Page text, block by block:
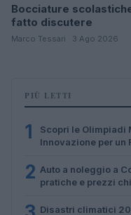
Bocciature
fatto discutere
Marco Tessari · 3 Ago 2026
PIÙ LETTI
1
Scopri le Olimpiadi
Innovazione per un
2 Auto a noleggio a
pratiche e prezzi
Disastri climatici